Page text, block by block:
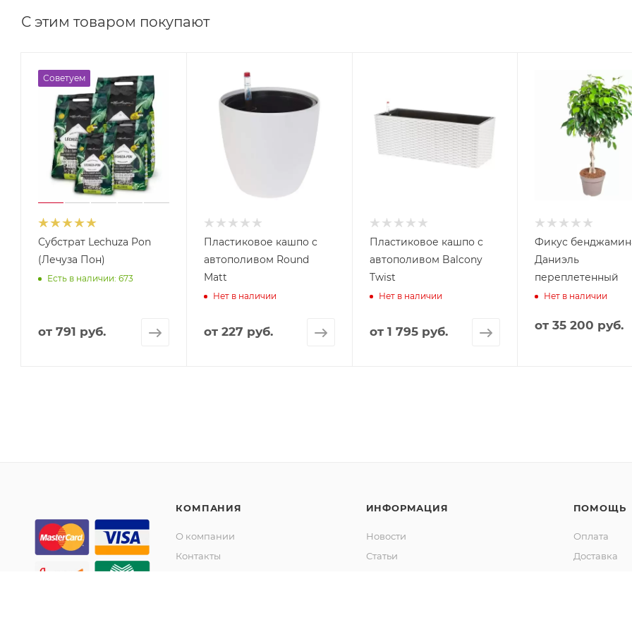
С этим товаром покупают
Советуем
Субстрат Lechuza Pon
(Лечуза Пон)
Есть в наличии: 673
от 791 руб.
Пластиковое кашпо с
автополивом Round
Matt
Нет в наличии
от 227 руб.
Пластиковое кашпо с
автополивом Balcony
Twist
Нет в наличии
от 1 795 руб.
Фикус
Даниэль
переплетенный
Нет в наличии
от35 200 руб.
КОМПАНИЯ
О компании
Контакты
ИНФОРМАЦИЯ
Новости
Статьи
ПОМОЩЬ
Оплата
Доставка